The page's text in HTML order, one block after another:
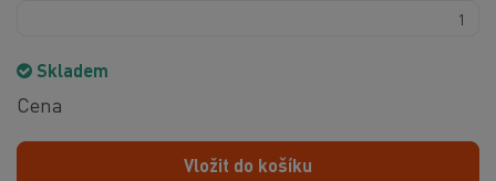
Skladem
Cena
Vložit do košíku